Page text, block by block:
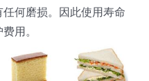
何磨损。因此使用寿命
用。